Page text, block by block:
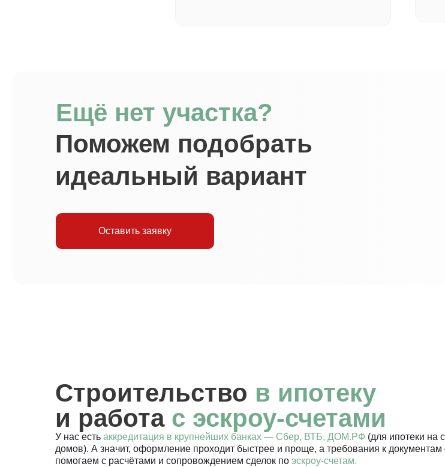
Поможем подобрать
идеальный вариант
Ещё нет участка?
Оставить заявку
Строительство в ипотеку
и работа с эскроу-счетами
У нас есть аккредитация в крупнейших банках — Сбер, ВТБ, ДОМ.РФ (для ипотеки на
домов). А значит, оформление проходит быстрее и проще, а требования к
помогаем с расчётами и сопровождением сделок по эскроу-счетам.